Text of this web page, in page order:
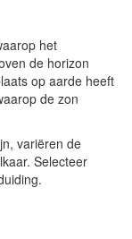
het
de horizon
op aarde heeft
de zon
variëren de
Selecteer